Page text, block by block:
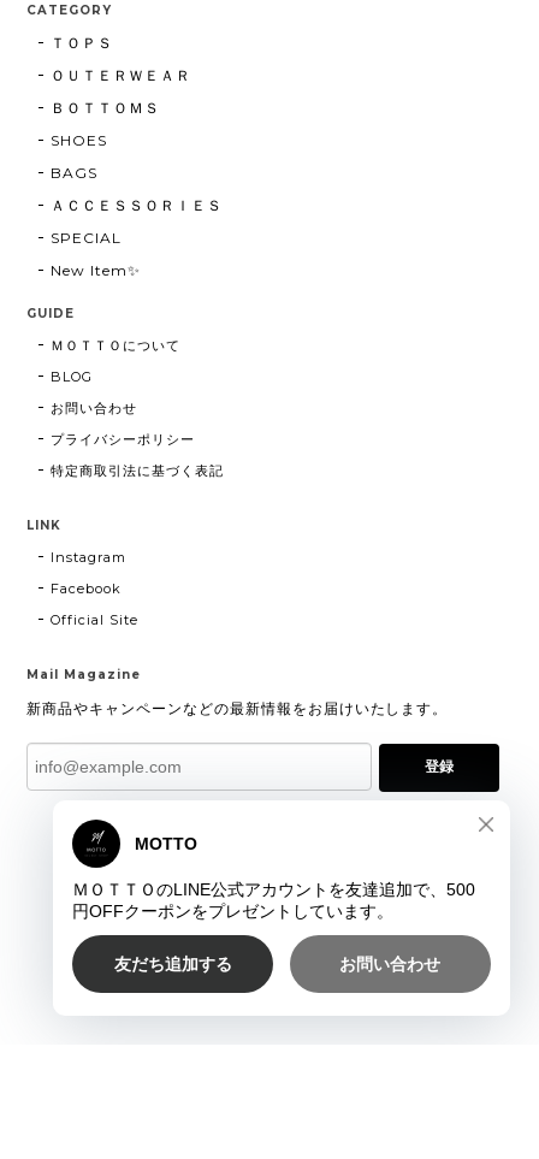
CATEGORY
ＴＯＰＳ
ＯＵＴＥＲＷＥＡＲ
ＢＯＴＴＯＭＳ
SHOES
BAGS
ＡＣＣＥＳＳＯＲＩＥＳ
SPECIAL
New Item✨
GUIDE
ＭＯＴＴＯについて
BLOG
お問い合わせ
プライバシーポリシー
特定商取引法に基づく表記
LINK
Instagram
Facebook
Official Site
Mail Magazine
新商品やキャンペーンなどの最新情報をお届けいたします。
登録